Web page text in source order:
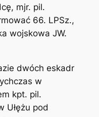
mjr. pil.
66. LPSz.,
wojskowa JW.
dwóch eskadr
w
kpt. pil.
Ułężu pod